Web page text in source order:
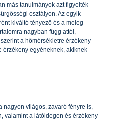
más tanulmányok azt figyelték
osztályon. Az egyik
kiváltó tényező és a meleg
nagyban függ attól,
a hőmérsékletre érzékeny
érzékeny egyéneknek, akiknek
világos, zavaró fényre is,
valamint a látóidegen és érzékeny